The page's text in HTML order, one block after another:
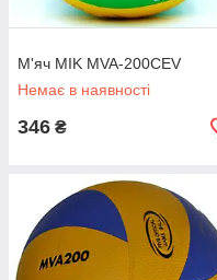
М'яч MIK MVA-200CEV
Немає в наявності
346 ₴